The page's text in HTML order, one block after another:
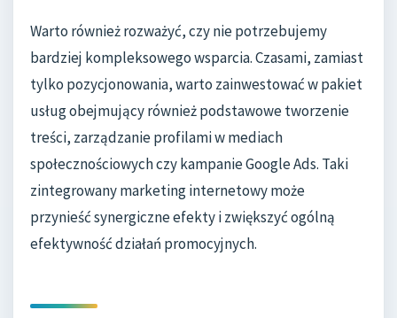
Warto również rozważyć, czy nie potrzebujemy
bardziej kompleksowego wsparcia. Czasami, zamiast
tylko pozycjonowania, warto zainwestować w pakiet
usług obejmujący również podstawowe tworzenie
treści, zarządzanie profilami w mediach
społecznościowych czy kampanie Google Ads. Taki
zintegrowany marketing internetowy może
przynieść synergiczne efekty i zwiększyć ogólną
efektywność działań promocyjnych.